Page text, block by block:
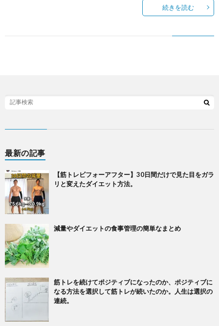
続きを読む
最新の記事
【筋トレビフォーアフター】30日間だけで見た目をガラ
リと変えたダイエット方法。
減量やダイエットの食事管理の簡単なまとめ
筋トレを続けてポジティブになったのか、ポジティブに
なる方法を選択して筋トレが続いたのか。人生は選択の
連続。